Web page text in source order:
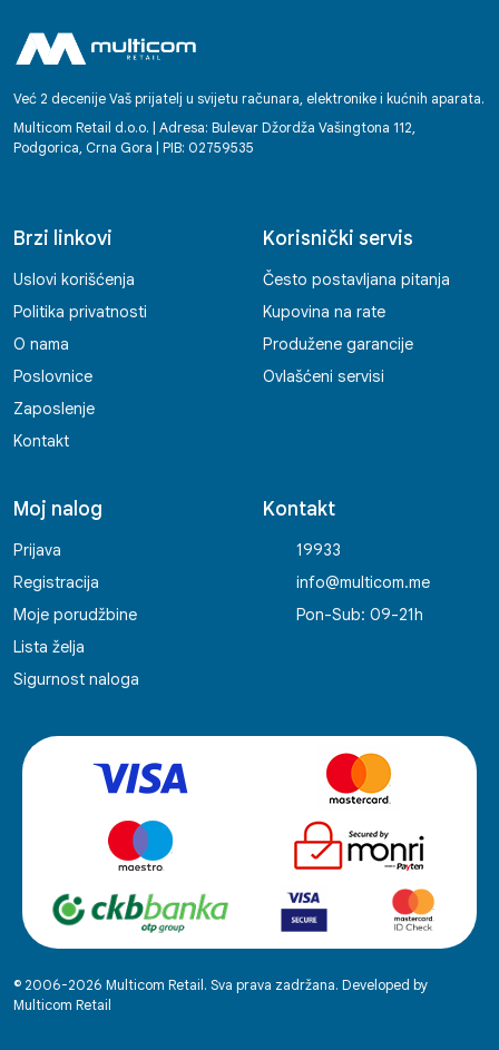
Već 2 decenije Vaš prijatelj u svijetu računara, elektronike i kućnih aparata.
Multicom Retail d.o.o. | Adresa: Bulevar Džordža Vašingtona 112,
Podgorica, Crna Gora | PIB: 02759535
Brzi linkovi
Uslovi korišćenja
Politika privatnosti
O nama
Poslovnice
Zaposlenje
Kontakt
Korisnički servis
Često postavljana pitanja
Kupovina na rate
Produžene garancije
Ovlašćeni servisi
Moj nalog
Prijava
Registracija
Moje porudžbine
Lista želja
Sigurnost naloga
Kontakt
19933
info@multicom.me
Pon-Sub: 09-21h
© 2006-2026 Multicom Retail. Sva prava zadržana. Developed by
Multicom Retail